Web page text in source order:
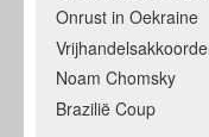
Onrust in Oekraine
Noam Chomsky
Brazilië Coup